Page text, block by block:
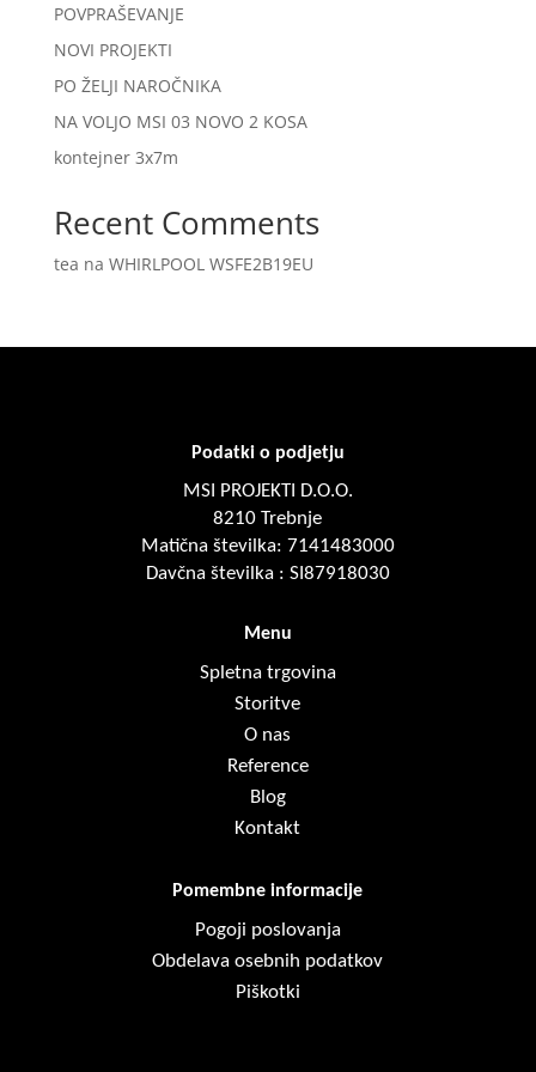
POVPRAŠEVANJE
NOVI PROJEKTI
PO ŽELJI NAROČNIKA
NA VOLJO MSI 03 NOVO 2 KOSA
kontejner 3x7m
Recent Comments
tea na WHIRLPOOL WSFE2B19EU
Podatki o podjetju
MSI PROJEKTI D.O.O.
8210 Trebnje
Matična številka: 7141483000
Davčna številka : SI87918030
Menu
Spletna trgovina
Storitve
O nas
Reference
Blog
Kontakt
Pomembne informacije
Pogoji poslovanja
Obdelava osebnih podatkov
Piškotki